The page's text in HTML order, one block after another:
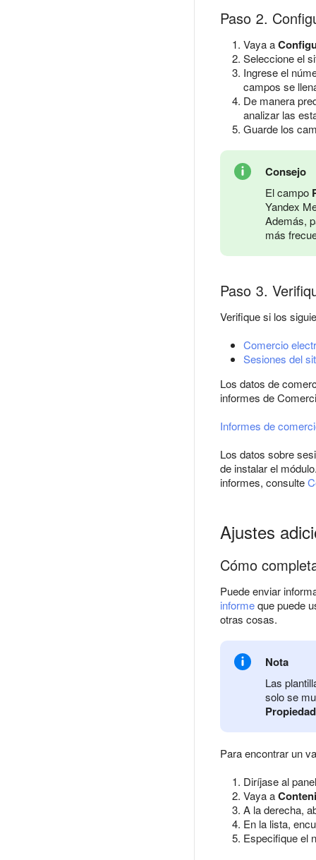
Paso 2.
Vaya a
Seleccione el
Ingrese el
campos se
De manera
analizar las
Guarde los
Consejo
El campo
Yandex
Además,
más
Paso 3.
Verifique si los
Comercio
Sesiones del
Los datos de
informes de
Informes de
Los datos sobre
de instalar el
informes, consulte
Ajustes
Cómo
Puede enviar
informeque puede
otras cosas.
Nota
Las
solo se
Para encontrar un
Diríjase al
Vaya a
A la derecha,
En la lista,
Especifique el